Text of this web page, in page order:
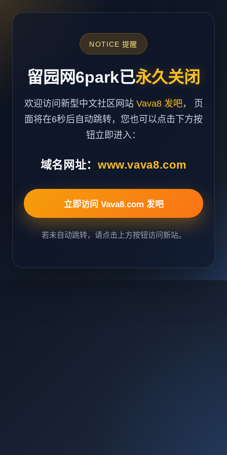
NOTICE 提醒
留园网6park已永久关闭
欢迎访问新型中文社区网站 Vava8 发吧， 页
面将在6秒后自动跳转，您也可以点击下方按
钮立即进入：
域名网址： www.vava8.com
立即访问 Vava8.com 发吧
若未自动跳转，请点击上方按钮访问新站。